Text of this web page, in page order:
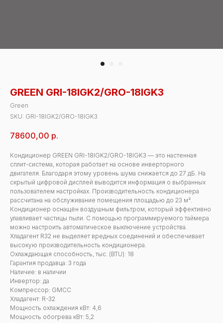
GREEN GRI-18IGK2/GRO-18IGK3
Green
SKU: GRI-18IGK2/GRO-18IGK3
78600,00 р.
Кондиционер GREEN GRI-18IGK2/GRO-18IGK3 — это настенная
сплит-система, которая работает на основе инверторного
двигателя. Благодаря этому уровень шума снижается до 27 дБ. На
скрытый цифровой дисплей выводится информация о выбранных
пользователем настройках. Производительность кондиционера
рассчитана на обслуживание помещения площадью до 23 м².
Кондиционер оснащён воздушным фильтром, который эффективно
улавливает частицы пыли. С помощью программируемого таймера
можно настроить автоматическое выключение устройства.
Хладагент R32 не выделяет вредных соединений и обеспечивает
высокую производительность кондиционера.
Охлаждающая способность, тыс. (BTU): 18
Гарантия продавца: 3 года
Наличие: в наличии
Инвертор: да
Компрессор: GMCC
Хладагент: R-32
Мощность охлаждения кВт: 4,6
Мощность обогрева кВт: 5,2